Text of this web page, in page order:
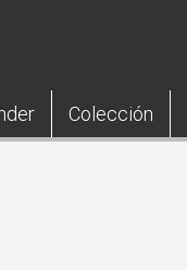
Colección